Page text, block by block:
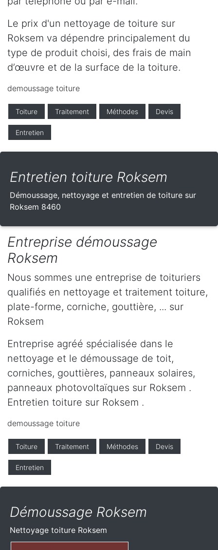
Le prix d'un nettoyage de toiture sur
Roksem va dépendre principalement du
type de produit choisi, des frais de main
d’œuvre et de la surface de la toiture.
demoussage toiture
Toiture Traitement Méthodes Devis
Entretien
Entretien toiture Roksem
Démoussage, nettoyage et entretien de toiture sur
Roksem 8460
Entreprise démoussage
Roksem
Nous sommes une entreprise de toituriers
qualifiés en nettoyage et traitement toiture,
plate-forme, corniche, gouttière, ... sur
Roksem
Entreprise agréé spécialisée dans le
nettoyage et le démoussage de toit,
corniches, gouttières, panneaux solaires,
panneaux photovoltaïques sur Roksem .
Entretien toiture sur Roksem .
demoussage toiture
Toiture Traitement Méthodes Devis
Entretien
Démoussage Roksem
Nettoyage toiture Roksem